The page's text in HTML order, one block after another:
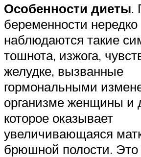
Особенности диеты.
беременности нередко
наблюдаются такие
тошнота, изжога,
желудке, вызванные
гормональными
организме женщины и
которое оказывает
увеличивающаяся
брюшной полости. Это